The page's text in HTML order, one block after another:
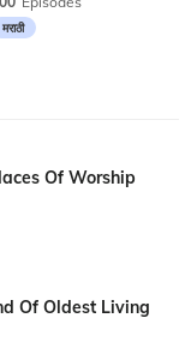
मराठी
Of Worship
Of Oldest Living